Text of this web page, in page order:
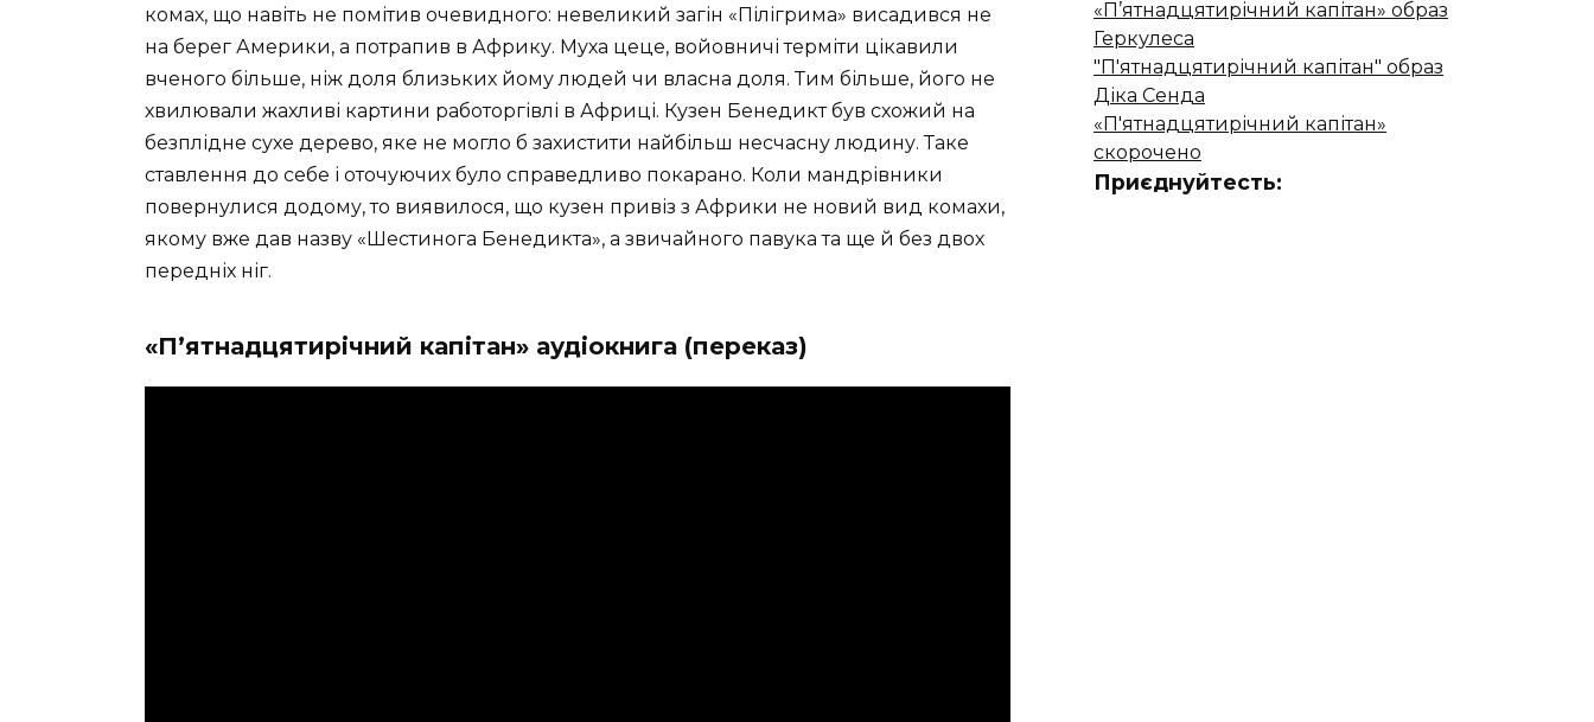
комах, що навіть не помітив очевидного: невеликий загін «Пілігрима» висадився не
на берег Америки, а потрапив в Африку. Муха цеце, войовничі терміти цікавили
вченого більше, ніж доля близьких йому людей чи власна доля. Тим більше, його не
хвилювали жахливі картини работоргівлі в Африці. Кузен Бенедикт був схожий на
безплідне сухе дерево, яке не могло б захистити найбільш несчасну людину. Таке
ставлення до себе і оточуючих було справедливо покарано. Коли мандрівники
повернулися додому, то виявилося, що кузен привіз з Африки не новий вид комахи,
якому вже дав назву «Шестинога Бенедикта», а звичайного павука та ще й без двох
передніх ніг.
«П’ятнадцятирічний капітан» аудіокнига (переказ)
«П’ятнадцятирічний капітан» образ
Геркулеса
"П'ятнадцятирічний капітан" образ
Діка Сенда
«П'ятнадцятирічний капітан»
скорочено
Приєднуйтесть: